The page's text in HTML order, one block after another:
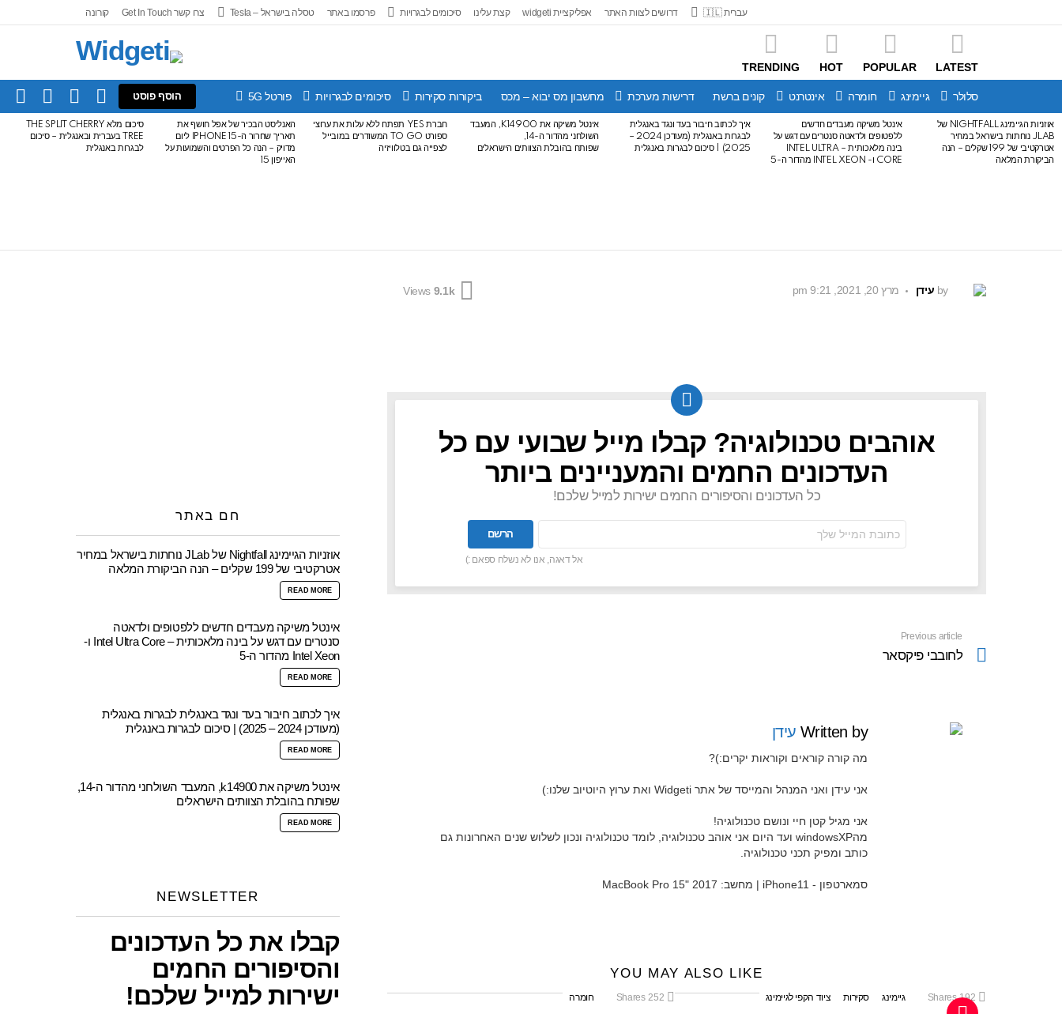
עברית 🇮🇱 דרושים לצוות האתר אפליקציית widgeti קצת עלינו סיכומים לבגרויות פרסמו באתר טסלה בישראל – Tesla צרו קשר Get In Touch קורונה
LATEST
POPULAR
HOT
TRENDING
סלולר גיימינג חומרה אינטרנט קונים ברשת דרישות מערכת מחשבון מס יבוא – מכס ביקורות סקירות סיכומים לבגרויות פורטל 5G הוסף פוסט
FOLLOW
SWITCH
SEARCH
LATEST
STORIES
אוזניות הגיימינג NIGHTFALL של
JLAB נוחתות בישראל במחיר
אטרקטיבי של 199 שקלים – הנה
הביקורת המלאה
אינטל משיקה מעבדים חדשים
ללפטופים ולדאטה סנטרים עם דגש על
בינה מלאכותית – INTEL ULTRA
CORE ו- INTEL XEON מהדור ה-5
איך לכתוב חיבור בעד ונגד באנגלית
לבגרות באנגלית (מעודכן 2024 –
2025) | סיכום לבגרות באנגלית
אינטל משיקה את K14900, המעבד
השולחני מהדור ה-14,
שפותח בהובלת הצוותים הישראלים
חברת YES תפתח ללא עלות את ערוצי
ספורט TO GO המשודרים במובייל
לצפייה גם בטלוויזיה
האנליסט הבכיר של אפל חושף את
תאריך שחרור ה-IPHONE 15 ליום
מדויק – הנה כל הפרטים והשמועות על
האייפון 15
סיכום מלא THE SPLIT CHERRY
TREE בעברית ובאנגלית – סיכום
לבגרות באנגלית
by עידן מרץ 20, 2021, 9:21 pm 9.1k
Views
NEWSLETTER
אוהבים טכנולוגיה? קבלו מייל שבועי עם כל
העדכונים החמים והמעניינים ביותר
כל העדכונים והסיפורים החמים ישירות למייל שלכם!
אימל:
אל דאגה, אנו לא נשלח ספאם :)
more
Previous article
לחובבי פיקסאר
Written by עידן
מה קורה קוראים וקוראות יקרים:)?
אני עידן ואני המנהל והמייסד של אתר Widgeti ואת ערוץ היוטיוב שלנו:)
אני מגיל קטן חיי ונושם טכנולוגיה!
מהwindowsXP ועד היום אני אוהב טכנולוגיה, לומד טכנולוגיה ונכון לשלוש שנים האחרונות גם
כותב ומפיק תכני טכנולוגיה.
סמארטפון - iPhone11 | מחשב: MacBook Pro 15" 2017
YOU MAY ALSO LIKE
192
Shares גיימינג סקירות ציוד הקפי לגיימינג 252
Shares חומרה
חם באתר
אוזניות הגיימינג Nightfall של JLab נוחתות בישראל במחיר
אטרקטיבי של 199 שקלים – הנה הביקורת המלאה
READ MORE
אינטל משיקה מעבדים חדשים ללפטופים ולדאטה
סנטרים עם דגש על בינה מלאכותית – Intel Ultra Core ו-
Intel Xeon מהדור ה-5
READ MORE
איך לכתוב חיבור בעד ונגד באנגלית לבגרות באנגלית
(מעודכן 2024 – 2025) | סיכום לבגרות באנגלית
READ MORE
אינטל משיקה את k14900, המעבד השולחני מהדור ה-14,
שפותח בהובלת הצוותים הישראלים
READ MORE
NEWSLETTER
קבלו את כל העדכונים
והסיפורים החמים
ישירות למייל שלכם!